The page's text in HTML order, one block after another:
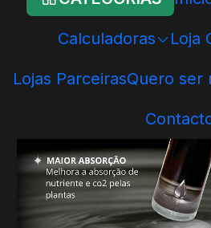
Calculadoras Loja
Lojas ParceirasQuero ser